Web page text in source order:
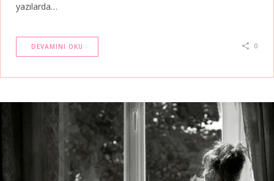
yazılarda…
DEVAMINI OKU 0